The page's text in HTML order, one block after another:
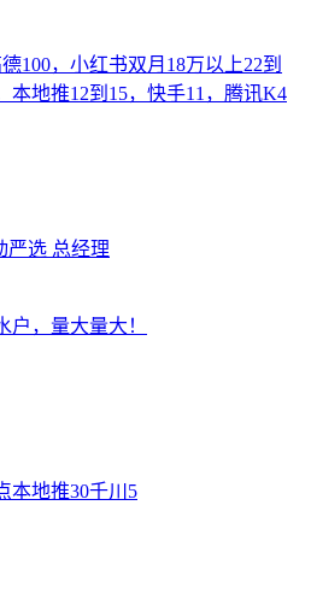
100，小红书双月18万以上22到
本地推12到15，快手11，腾讯K4
严选 总经理
，量大量大！
本地推30千川5